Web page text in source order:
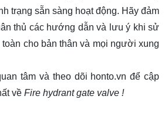
trạng sẵn sàng hoạt động. Hãy đảm
thủ các hướng dẫn và lưu ý khi sử
cho bản thân và mọi người xung
tâm và theo dõi honto.vn để cập
về Fire hydrant gate valve !